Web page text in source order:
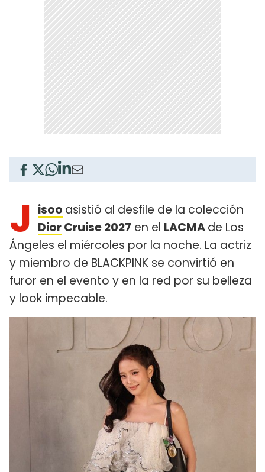
J isoo asistió al desfile de la colección
DiorCruise 2027 en el LACMAde Los
Ángeles el miércoles por la noche. La actriz
y miembro de BLACKPINK se convirtió en
furor en el evento y en la red por su belleza
y look impecable.